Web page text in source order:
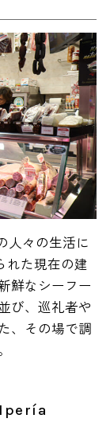
人々の生活に
れた現在の建
鮮なシーフー
び、巡礼者や
、その場で調